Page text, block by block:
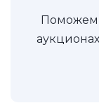
Поможем